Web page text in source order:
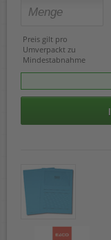
Preis gilt pro
Umverpackt zu
Mindestabnahme